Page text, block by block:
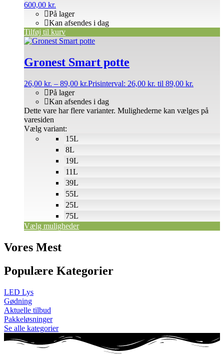
600,00 kr.
På lager
Kan afsendes i dag
Tilføj til kurv
Gronest Smart potte
26,00 kr. – 89,00 kr.Prisinterval: 26,00 kr. til 89,00 kr.
På lager
Kan afsendes i dag
Vælg variant:
Vælg muligheder
Dette vare har flere varianter. Mulighederne kan vælges på
varesiden
15L
8L
19L
11L
39L
55L
25L
75L
Vores Mest
Populære Kategorier
LED Lys
Gødning
Aktuelle tilbud
Pakkeløsninger
Se alle kategorier